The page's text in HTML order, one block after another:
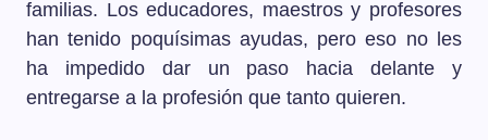
familias. Los educadores, maestros y profesores
han tenido poquísimas ayudas, pero eso no les
ha impedido dar un paso hacia delante y
entregarse a la profesión que tanto quieren.